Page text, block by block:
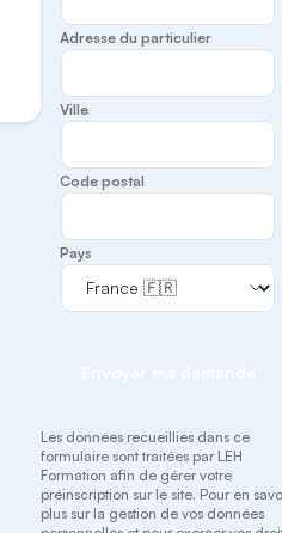
Adresse du particulier
Ville
Code postal
Pays
Les données recueillies dans ce
formulaire sont traitées par LEH
Formation afin de gérer votre
préinscription sur le site. Pour en
plus sur la gestion de vos données